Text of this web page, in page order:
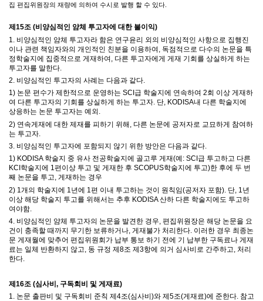
집 편집위원장의 재량에 의하여 수시로 발행 할 수 있다.
제 15조 (비양심적인 얌체 투고자에 대한 불이익)
1. 비양심적인 얌체 투고자라 함은 연구윤리 외의 비양심적인 사항으로 집행진
이나 관련 책임자와의 개인적인 친분을 이용하여 독점적으로 다수의 논문을 특
정학술지에 집중적으로 게재하여 다른 투고자에게 게재 기회를 상실하게 하는
투고자를 말한다
2. 비양심적인 투고자의 사례는 다음과 같다.
1) 논문 편수가 제한적으로 운영하는 SCI 급 학술지에 연속하여 2회 이상 게재하
여 다른 투고자의 기회를 상실하게 하는 투고자. 단, KODISA내 다른 학술지에
상응하는 논문 투고자는 예외 .
2) 연속게재에 대한 제재를 피하기 위해 다른 논문에 공저자로 교묘하게 참여하
는 투고자
3. 비양심적인 투고자에 포함되지 않기 위한 방안은 다음과 같다.
1) KODISA 학술지 중 유사 전공학술지에 골고루 게재(예 : SCI 급 투고하고 다른
KCI 학술지에 1편이상 투고 및 게재한 후 SCOPUS학술지에 투고)한 후에 두 번
째 논문을 투고, 게재하는 경우
2) 1 개의 학술지에 1 년에 1 편 이내 투고하는 것이 원칙임(공저자 포함). 단 , 1 년
이상 해당 학술지 투고를 위해서는 추후 KODISA산하 다른 학술지에도 투고하
여야함
4. 비양심적인 얌체 투고자의 논문을 발견한 경우, 편집위원장은 해당 논문을 요
건이 충족할 때까지 무기한 보류하거나, 게재불가 처리한다. 이러한 경우 최종논
문 게재월에 맞추어 편집위원회가 납부 통보 하기 전에 기 납부한 구독료나 게재
료는 일체 반환하지 않고, 동 규정 제 8조 제 3항에 의거 심사비로 간주하고, 처리
한다.
제16조 (심사비, 구독회비 및 게재료)
1. 논문 출판비 및 구독회비 준칙 제 4조(심사비 )와 제 5조(게재료)에 준한다. 참고